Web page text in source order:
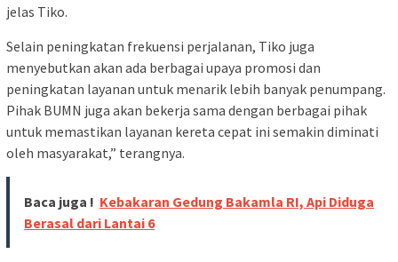
jelas Tiko.
Selain peningkatan frekuensi perjalanan, Tiko juga
menyebutkan akan ada berbagai upaya promosi dan
peningkatan layanan untuk menarik lebih banyak penumpang.
Pihak BUMN juga akan bekerja sama dengan berbagai pihak
untuk memastikan layanan kereta cepat ini semakin diminati
oleh masyarakat,” terangnya.
Baca juga ! Kebakaran Gedung Bakamla RI, Api Diduga
Berasal dari Lantai 6